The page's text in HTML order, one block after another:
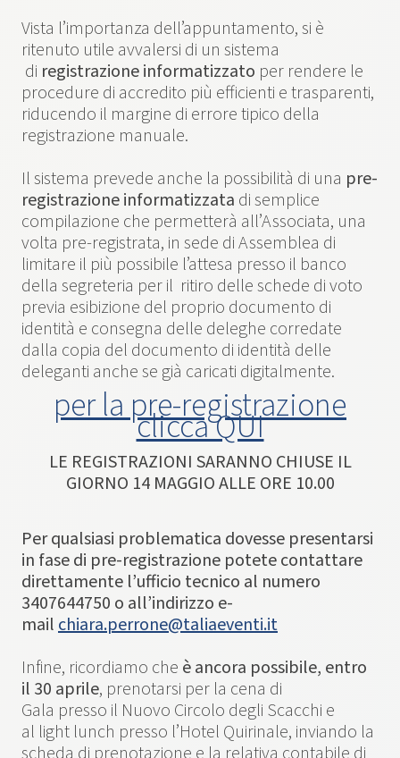
Vista l’importanza dell’appuntamento, si è
ritenuto utile avvalersi di un sistema
di registrazione informatizzato per rendere le
procedure di accredito più efficienti e trasparenti,
riducendo il margine di errore tipico della
registrazione manuale.
Il sistema prevede anche la possibilità di una pre-
registrazione informatizzata di semplice
compilazione che permetterà all’Associata, una
volta pre-registrata, in sede di Assemblea di
limitare il più possibile l’attesa presso il banco
della segreteria per il ritiro delle schede di voto
previa esibizione del proprio documento di
identità e consegna delle deleghe corredate
dalla copia del documento di identità delle
deleganti anche se già caricati digitalmente.
per la pre-registrazione
clicca QUI
LE REGISTRAZIONI SARANNO CHIUSE IL
GIORNO 14 MAGGIO ALLE ORE 10.00
Per qualsiasi problematica dovesse presentarsi
in fase di pre-registrazione potete contattare
direttamente l’ufficio tecnico al numero
3407644750 o all’indirizzo e-
mailchiara.perrone@taliaeventi.it
Infine, ricordiamo che è ancora possibile, entro
il 30 aprile, prenotarsi per la cena di
Gala presso il Nuovo Circolo degli Scacchi e
al light lunch presso l’Hotel Quirinale, inviando la